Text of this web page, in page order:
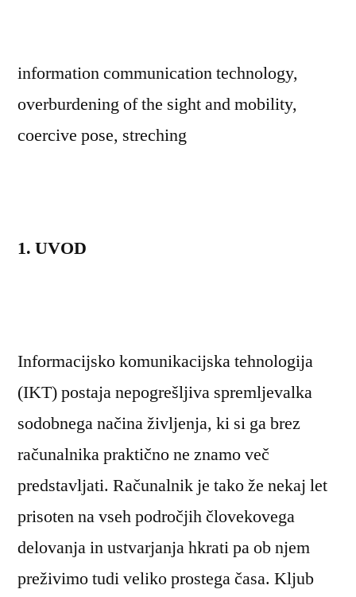
information communication technology,
overburdening of the sight and mobility,
coercive pose, streching
1. UVOD
Informacijsko komunikacijska tehnologija
(IKT) postaja nepogrešljiva spremljevalka
sodobnega načina življenja, ki si ga brez
računalnika praktično ne znamo več
predstavljati. Računalnik je tako že nekaj let
prisoten na vseh področjih človekovega
delovanja in ustvarjanja hkrati pa ob njem
preživimo tudi veliko prostega časa. Kljub